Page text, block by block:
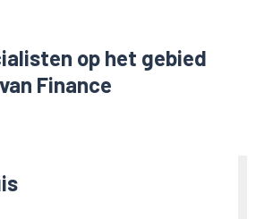
op het gebied
van Finance